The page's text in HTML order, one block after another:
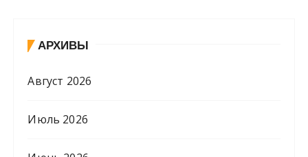
АРХИВЫ
Август 2026
Июль 2026